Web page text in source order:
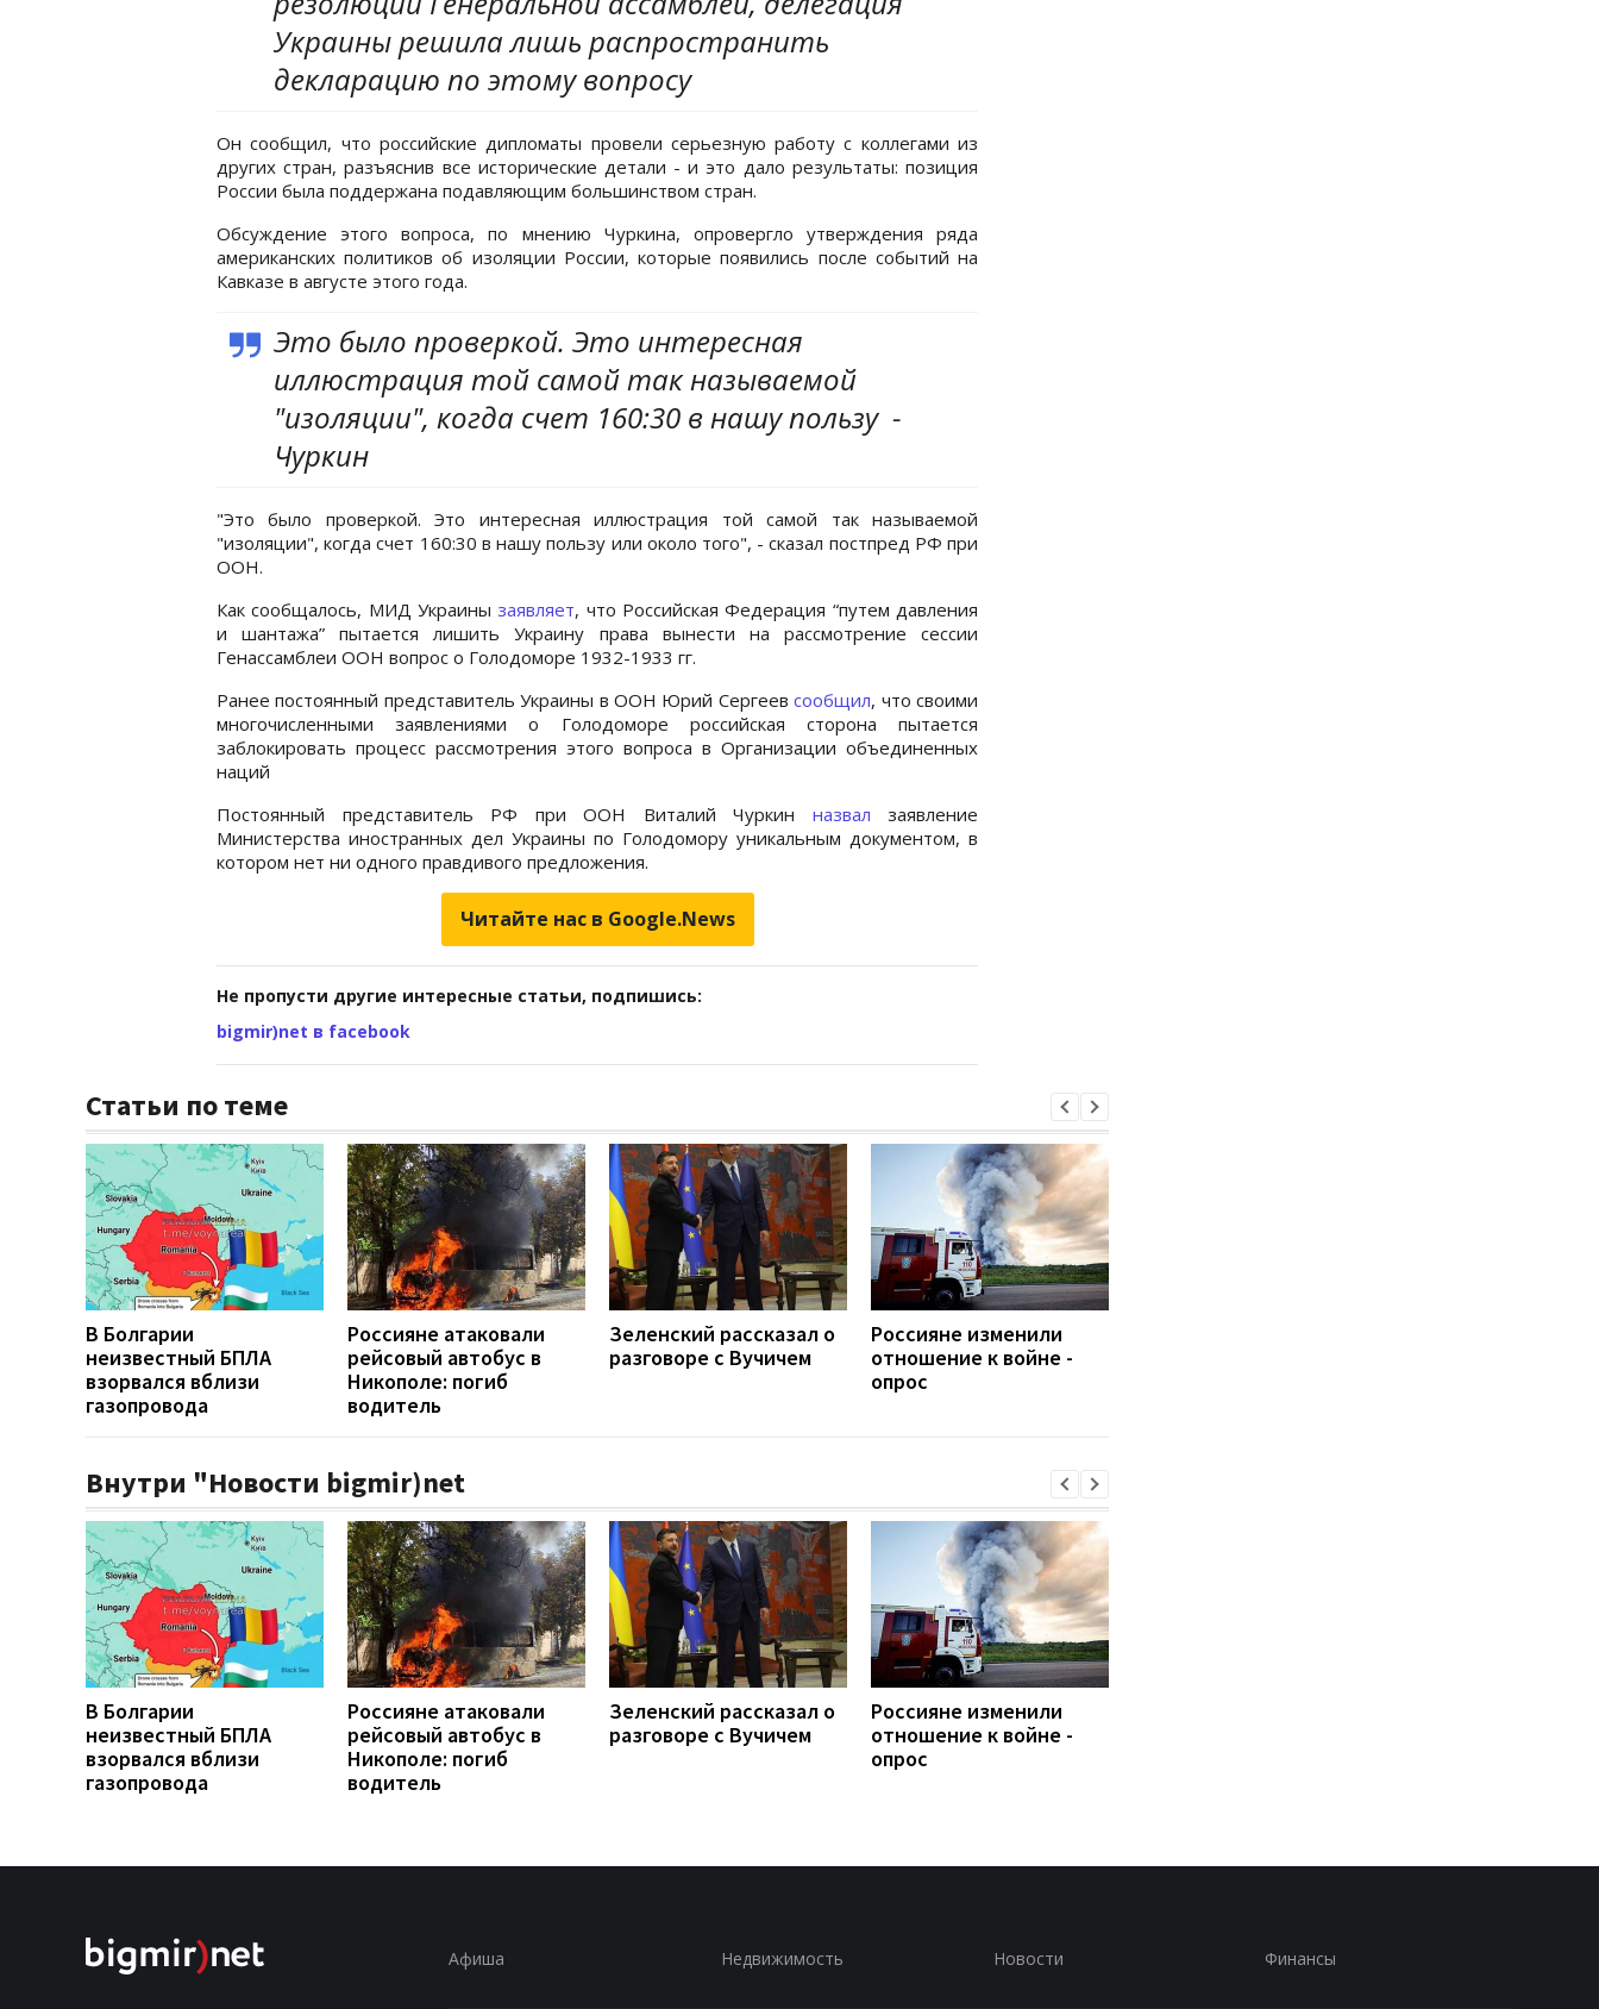
Украины решила лишь распространить
декларацию по этому вопросу
Он сообщил, что российские дипломаты провели серьезную работу с коллегами из
других стран, разъяснив все исторические детали - и это дало результаты: позиция
России была поддержана подавляющим большинством стран.
Обсуждение этого вопроса, по мнению Чуркина, опровергло утверждения ряда
американских политиков об изоляции России, которые появились после событий на
Кавказе в августе этого года.
Это было проверкой. Это интересная
иллюстрация той самой так называемой
"изоляции", когда счет 160:30 в нашу пользу -
Чуркин
"Это было проверкой. Это интересная иллюстрация той самой так называемой
"изоляции", когда счет 160:30 в нашу пользу или около того", - сказал постпред РФ при
ООН.
Как сообщалось, МИД Украинызаявляет, что Российская Федерация “путем давления
и шантажа” пытается лишить Украину права вынести на рассмотрение сессии
Генассамблеи ООН вопрос о Голодоморе 1932-1933 гг.
Ранее постоянный представитель Украины в ООН Юрий Сергеевсообщил, что своими
многочисленными заявлениями о Голодоморе российская сторона пытается
заблокировать процесс рассмотрения этого вопроса в Организации объединенных
наций
Постоянный представитель РФ при ООН Виталий Чуркин назвал заявление
Министерства иностранных дел Украины по Голодомору уникальным документом, в
котором нет ни одного правдивого предложения.
Читайте нас в Google.News
Не пропусти другие интересные статьи, подпишись:
bigmir)net в facebook
Статьи по теме
В Болгарии
неизвестный БПЛА
взорвался вблизи
газопровода
Россияне атаковали
рейсовый автобус в
Никополе: погиб
водитель
Зеленский рассказал о
разговоре с Вучичем
Россияне изменили
отношение к войне -
опрос
Внутри "Новости bigmir)net
В Болгарии
неизвестный БПЛА
взорвался вблизи
газопровода
Россияне атаковали
рейсовый автобус в
Никополе: погиб
водитель
Зеленский рассказал о
разговоре с Вучичем
Россияне изменили
отношение к войне -
опрос
Афиша Недвижимость Новости Финансы